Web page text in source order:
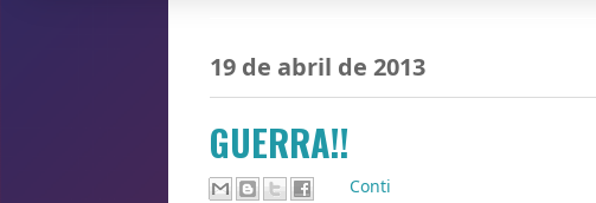
19 de abril de 2013
GUERRA!!
Conti